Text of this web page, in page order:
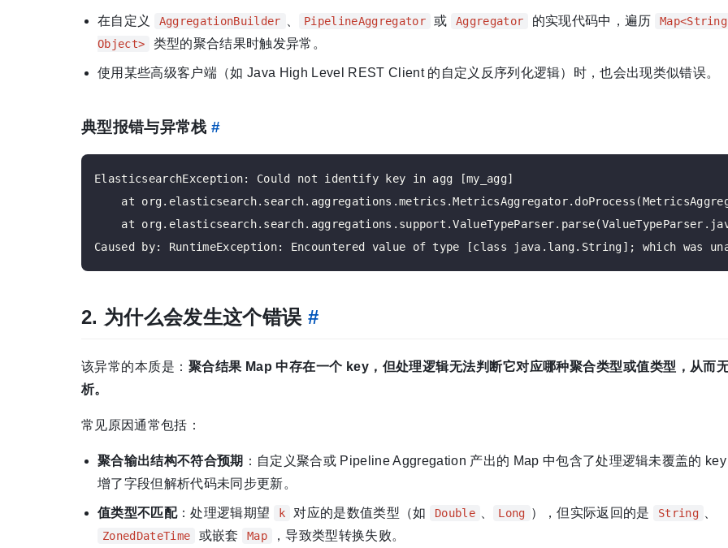
在自定义 AggregationBuilder 、 PipelineAggregator 或 Aggregator 的实现代码中，遍历
Object>
类型的聚合结果时触发异常。
使用某些高级客户端（如 Java High Level REST Client 的自定义反序列化逻辑）时，也会出现类似错误。
典型报错与异常栈 #
ElasticsearchException: Could not identify key in agg [my_agg]
at
at
2. 为什么会发生这个错误 #
该异常的本质是： 聚合结果 Map 中存在一个 key，但处理逻辑无法判断它对应哪种聚合类型或值类型，从而
析。
常见原因通常包括：
聚合输出结构不符合预期 ：自定义聚合或 Pipeline Aggregation 产出的 Map 中包含了处理逻辑未覆盖的
增了字段但解析代码未同步更新。
值类型不匹配：处理逻辑期望 k 对应的是数值类型（如 Double 、 Long ），但实际返回的是 String 、
ZonedDateTime 或嵌套 Map ，导致类型转换失败。